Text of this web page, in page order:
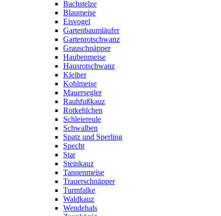
Bachstelze
Blaumeise
Eisvogel
Gartenbaumläufer
Gartenrotschwanz
Grauschnäpper
Haubenmeise
Hausrotschwanz
Kleiber
Kohlmeise
Mauersegler
Rauhfußkauz
Rotkehlchen
Schleiereule
Schwalben
Spatz und Sperling
Specht
Star
Steinkauz
Tannenmeise
Trauerschnäpper
Turmfalke
Waldkauz
Wendehals